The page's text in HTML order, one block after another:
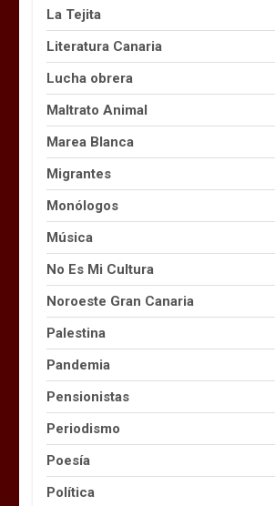
La Tejita
Literatura Canaria
Lucha obrera
Maltrato Animal
Marea Blanca
Migrantes
Monólogos
Música
No Es Mi Cultura
Noroeste Gran Canaria
Palestina
Pandemia
Pensionistas
Periodismo
Poesía
Política